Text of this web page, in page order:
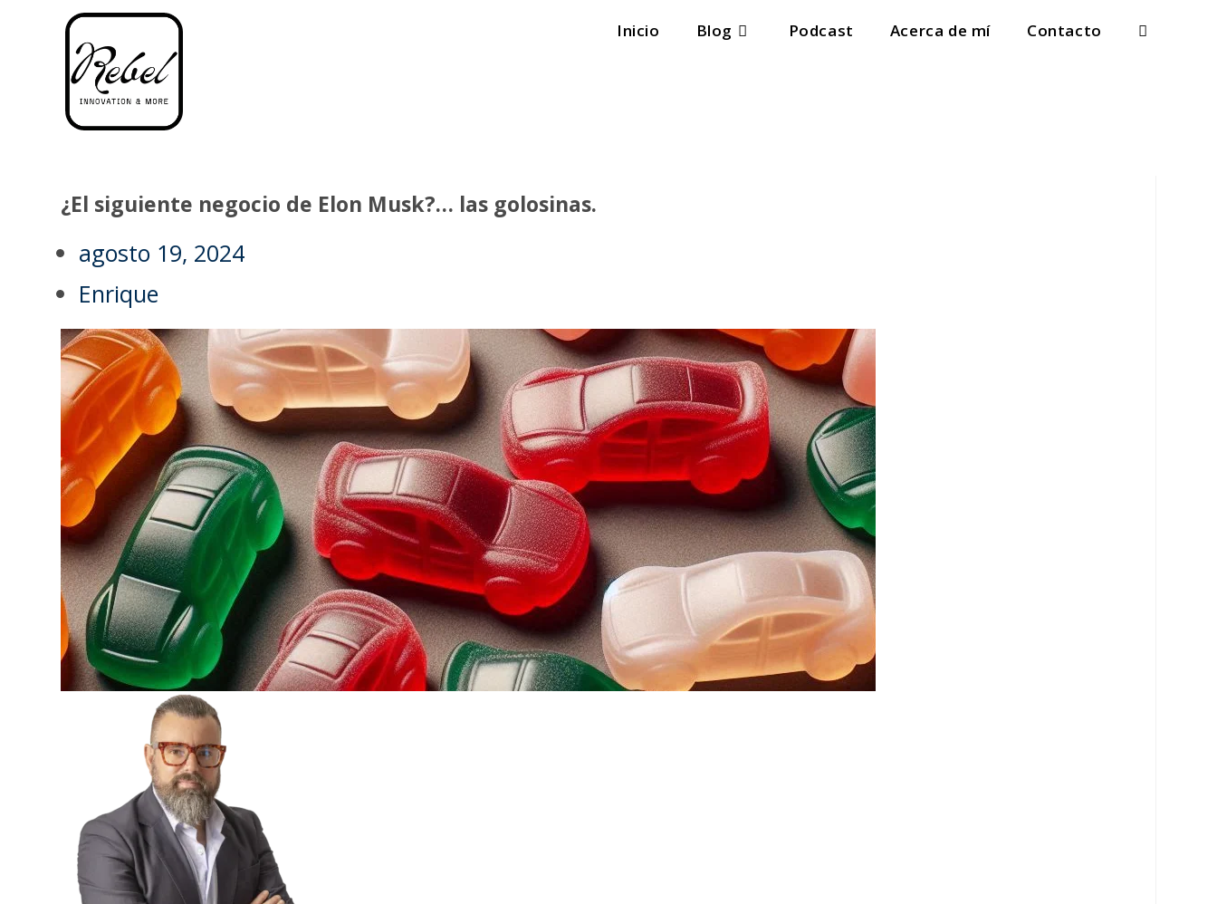
Inicio Blog Podcast Acerca de mí Contacto
¿El siguiente negocio de Elon Musk?… las golosinas.
agosto 19, 2024
Enrique